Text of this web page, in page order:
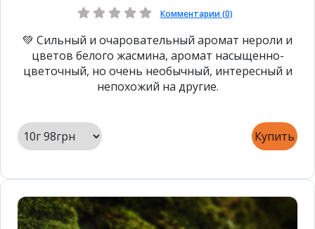
Комментарии (0)
💚 Сильный и очаровательный аромат нероли и
цветов белого жасмина, аромат насыщенно-
цветочный, но очень необычный, интересный и
непохожий на другие.
Купить